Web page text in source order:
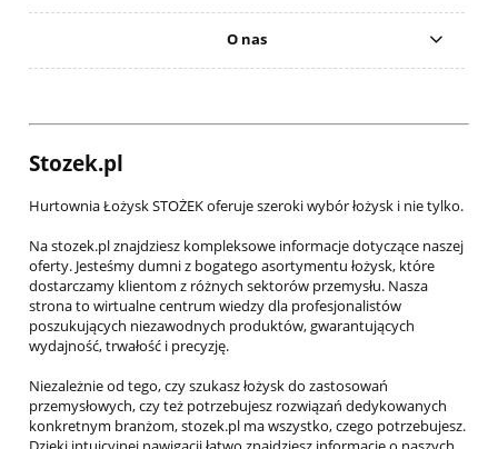
O nas
Stozek.pl
Hurtownia Łożysk STOŻEK oferuje szeroki wybór łożysk i nie tylko.
Na stozek.pl znajdziesz kompleksowe informacje dotyczące naszej
oferty. Jesteśmy dumni z bogatego asortymentu łożysk, które
dostarczamy klientom z różnych sektorów przemysłu. Nasza
strona to wirtualne centrum wiedzy dla profesjonalistów
poszukujących niezawodnych produktów, gwarantujących
wydajność, trwałość i precyzję.
Niezależnie od tego, czy szukasz łożysk do zastosowań
przemysłowych, czy też potrzebujesz rozwiązań dedykowanych
konkretnym branżom, stozek.pl ma wszystko, czego potrzebujesz.